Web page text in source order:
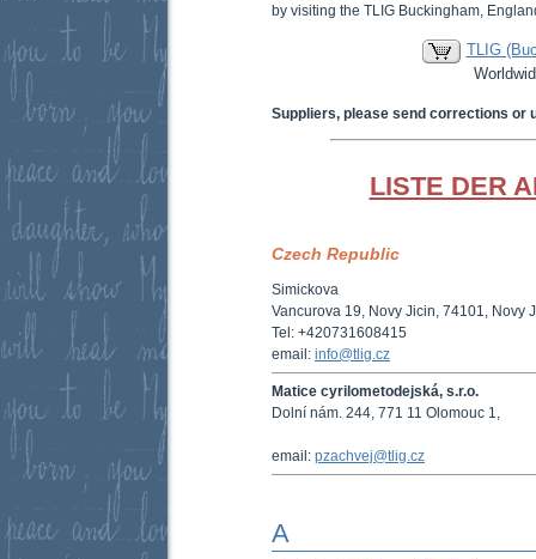
by visiting the TLIG Buckingham,
TLIG
Suppliers, please send corrections or
LISTE DER
Czech Republic
Simickova
Vancurova 19, Novy Jicin, 74101, Novy
Tel: +420731608415
email: info@tlig.cz
Matice cyrilometodejská, s.r.o.
Dolní nám. 244, 771 11 Olomouc 1,
email: pzachvej@tlig.cz
A